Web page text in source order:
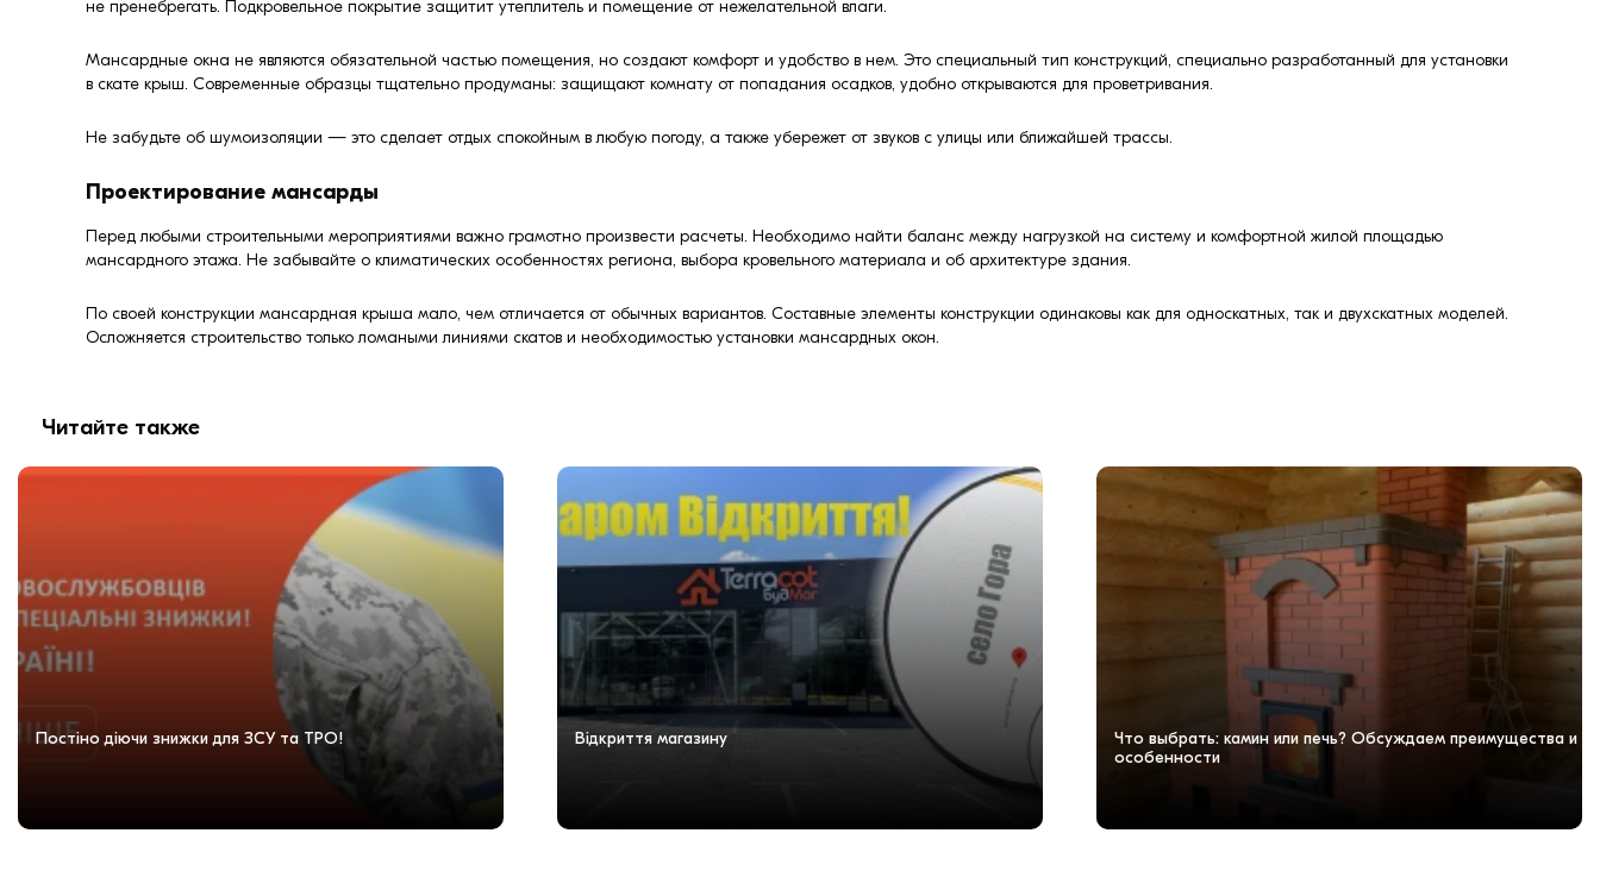
не пренебрегать. Подкровельное покрытие защитит утеплитель и помещение от нежелательной влаги.
Мансардные окна не являются обязательной частью помещения, но создают комфорт и удобство в нем. Это специальный тип конструкций, специально разработанный для установки
в скате крыш. Современные образцы тщательно продуманы: защищают комнату от попадания осадков, удобно открываются для проветривания.
Не забудьте об шумоизоляции — это сделает отдых спокойным в любую погоду, а также убережет от звуков с улицы или ближайшей трассы.
Проектирование мансарды
Перед любыми строительными мероприятиями важно грамотно произвести расчеты. Необходимо найти баланс между нагрузкой на систему и комфортной жилой площадью
мансардного этажа. Не забывайте о климатических особенностях региона, выбора кровельного материала и об архитектуре здания.
По своей конструкции мансардная крыша мало, чем отличается от обычных вариантов. Составные элементы конструкции одинаковы как для односкатных, так и двухскатных моделей.
Осложняется строительство только ломаными линиями скатов и необходимостью установки мансардных окон.
Читайте также
Постіно діючи знижки для ЗСУ та ТРО! Відкриття магазину
Что выбрать: камин или печь? Обсуждаем преимущества и
особенности